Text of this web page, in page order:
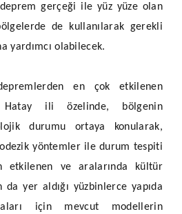
gerçeği ile yüz yüze olan
de kullanılarak gerekli
yardımcı olabilecek.
en çok etkilenen
ili özelinde, bölgenin
durumu ortaya konularak,
yöntemler ile durum tespiti
etkilenen ve aralarında kültür
da yer aldığı yüzbinlerce yapıda
için mevcut modellerin